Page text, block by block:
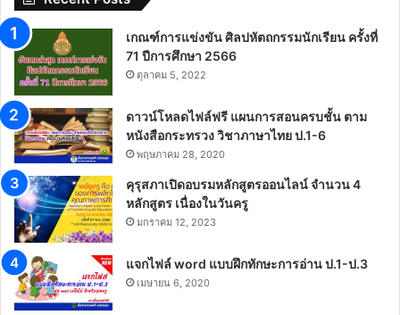
เกณฑ์การแข่งขัน ศิลปหัตถกรรมนักเรียน ครั้งที่
71 ปีการศึกษา 2566
ตุลาคม 5, 2022
ดาวน์โหลดไฟล์ฟรี แผนการสอนครบชั้น ตาม
หนังสือกระทรวง วิชาภาษาไทย ป.1-6
พฤษภาคม 28, 2020
คุรุสภาเปิดอบรมหลักสูตรออนไลน์ จำนวน 4
หลักสูตร เนื่องในวันครู
มกราคม 12, 2023
แจกไฟล์ word แบบฝึกทักษะการอ่าน ป.1-ป.3
เมษายน 6, 2020